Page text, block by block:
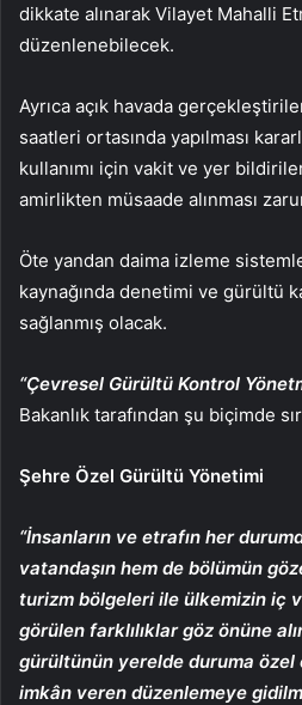
dikkate alınarak Vilayet Mahalli
düzenlenebilecek.
Ayrıca açık havada
saatleri ortasında yapılması
kullanımı için vakit ve yer
amirlikten müsaade alınması
Öte yandan daima izleme
kaynağında denetimi ve gürültü
sağlanmış olacak.
“Çevresel Gürültü Kontrol
Bakanlık tarafından şu biçimde
Şehre Özel Gürültü Yönetimi
“İnsanların ve etrafın her
vatandaşın hem de bölümün
turizm bölgeleri ile ülkemizin iç
görülen farklılıklar göz önüne
gürültünün yerelde duruma
imkân veren düzenlemeye